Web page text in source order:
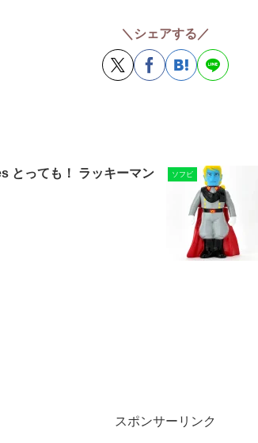
＼シェアする／
とっても！ ラッキーマン ソフビ
スポンサーリンク